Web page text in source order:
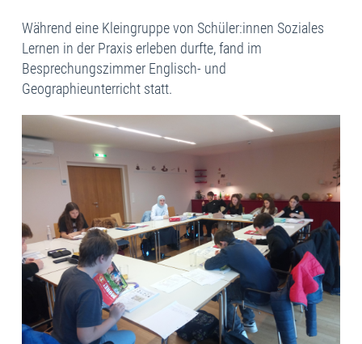
Während eine Kleingruppe von Schüler:innen Soziales
Lernen in der Praxis erleben durfte, fand im
Besprechungszimmer Englisch- und
Geographieunterricht statt.